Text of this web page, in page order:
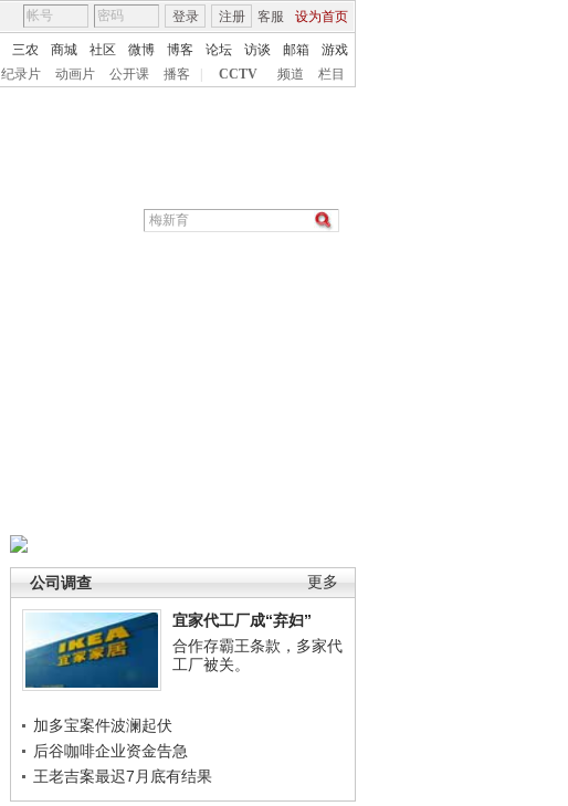
客服 设为首页
登录 注册
三农 商城 社区 微博 博客 论坛 访谈 邮箱
游戏
纪录片 动画片 公开课 播客 CCTV 频道 栏目
更多
公司调查
宜家代工厂成“弃妇”
合作存霸王条款，多家代
工厂被关。
加多宝案件波澜起伏
后谷咖啡企业资金告急
王老吉案最迟7月底有结果